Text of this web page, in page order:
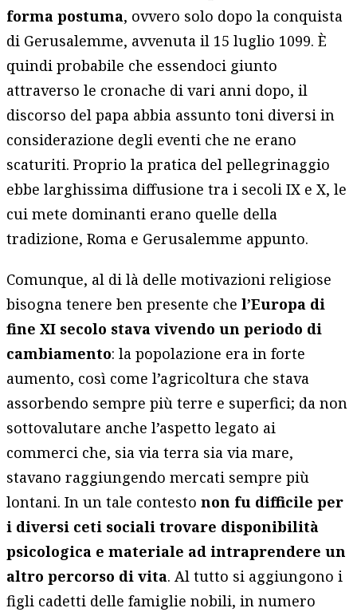
forma postuma, ovvero solo dopo la conquista
di Gerusalemme, avvenuta il 15 luglio 1099. È
quindi probabile che essendoci giunto
attraverso le cronache di vari anni dopo, il
discorso del papa abbia assunto toni diversi in
considerazione degli eventi che ne erano
scaturiti. Proprio la pratica del pellegrinaggio
ebbe larghissima diffusione tra i secoli IX e X, le
cui mete dominanti erano quelle della
tradizione, Roma e Gerusalemme appunto.
Comunque, al di là delle motivazioni religiose
bisogna tenere ben presente chel’Europa di
fine XI secolo stava vivendo un periodo di
cambiamento: la popolazione era in forte
aumento, così come l’agricoltura che stava
assorbendo sempre più terre e superfici; da non
sottovalutare anche l’aspetto legato ai
commerci che, sia via terra sia via mare,
stavano raggiungendo mercati sempre più
lontani. In un tale contestonon fu difficile per
i diversi ceti sociali trovare disponibilità
psicologica e materiale ad intraprendere un
altro percorso di vita. Al tutto si aggiungono i
figli cadetti delle famiglie nobili, in numero